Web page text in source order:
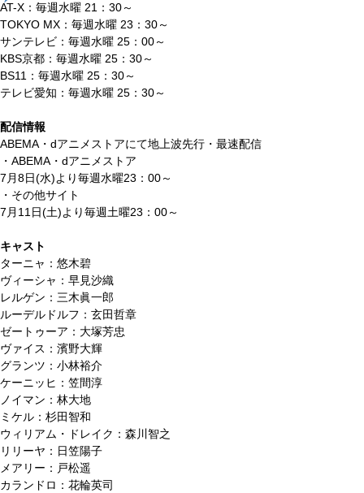
AT-X：毎週水曜 21：30～
TOKYO MX：毎週水曜 23：30～
サンテレビ：毎週水曜 25：00～
KBS京都：毎週水曜 25：30～
BS11：毎週水曜 25：30～
テレビ愛知：毎週水曜 25：30～
配信情報
ABEMA・dアニメストアにて地上波先行・最速配信
・ABEMA・dアニメストア
7月8日(水)より毎週水曜23：00～
・その他サイト
7月11日(土)より毎週土曜23：00～
キャスト
ターニャ：悠木碧
ヴィーシャ：早見沙織
レルゲン：三木眞一郎
ルーデルドルフ：玄田哲章
ゼートゥーア：大塚芳忠
ヴァイス：濱野大輝
グランツ：小林裕介
ケーニッヒ：笠間淳
ノイマン：林大地
ミケル：杉田智和
ウィリアム・ドレイク：森川智之
リリーヤ：日笠陽子
メアリー：戸松遥
カランドロ：花輪英司